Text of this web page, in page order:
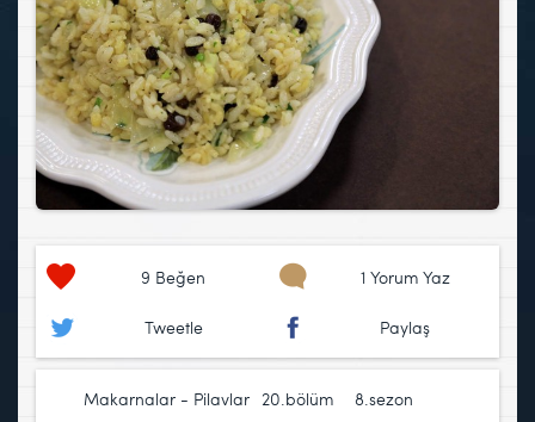
9 Beğen 1 Yorum Yaz
Tweetle Paylaş
Makarnalar - Pilavlar 20.bölüm 8.sezon